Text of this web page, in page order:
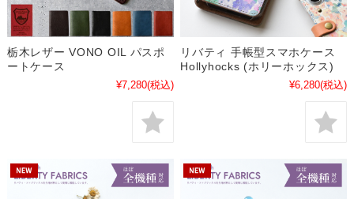
栃木レザー VONO OIL パスポ
ートケース
¥7,280(税込)
リバティ 手帳型スマホケース
Hollyhocks (ホリーホックス)
¥6,280(税込)